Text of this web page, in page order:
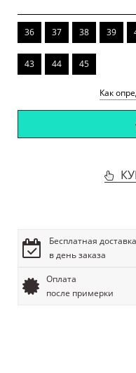
36 37 38 39
43 44 45
Как
Бесплатная доставка
в день заказа
Оплата
после примерки